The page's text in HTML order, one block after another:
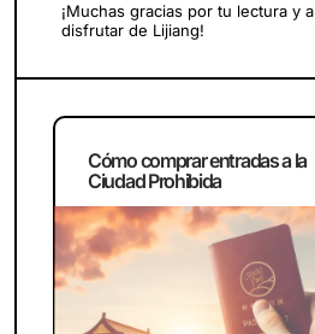
¡Muchas gracias por tu lectura y a
disfrutar de Lijiang!
Cómo comprar entradas a la
Ciudad Prohibida